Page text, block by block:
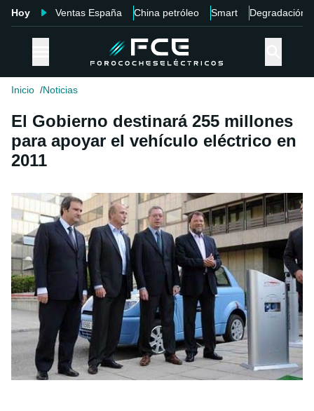
Hoy Ventas España China petróleo Smart Degradación
Inicio Noticias
El Gobierno destinará 255 millones
para apoyar el vehículo eléctrico en
2011